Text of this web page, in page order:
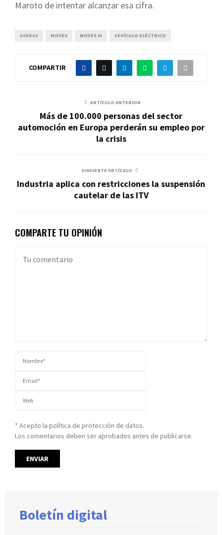
Maroto de intentar alcanzar esa cifra.
AYUDAS MOVES MOVES III VEHÍCULO ELÉCTRICO
COMPARTIR
ARTÍCULO ANTERIOR
Más de 100.000 personas del sector
automoción en Europa perderán su empleo por
la crisis
SIGUIENTE ARTÍCULO
Industria aplica con restricciones la suspensión
cautelar de las ITV
COMPARTE TU OPINIÓN
* Acepto la política de protección de datos.
Los comentarios deben ser aprobados antes de publicarse.
Boletín digital